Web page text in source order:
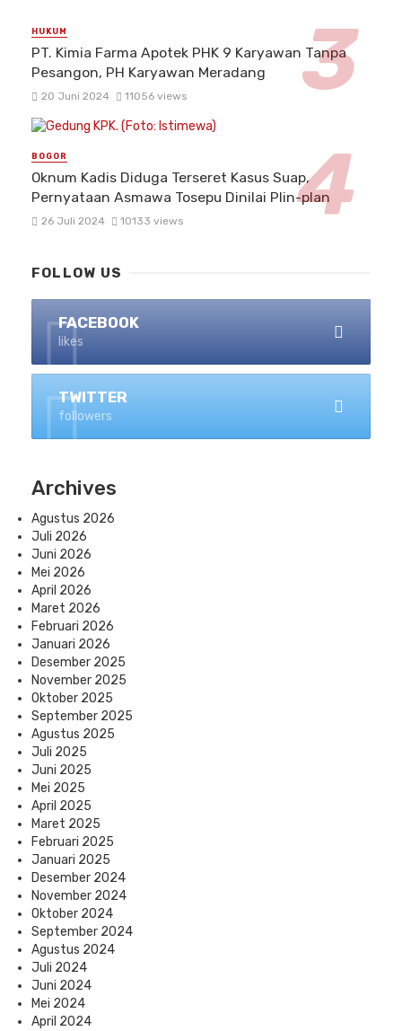
HUKUM
PT. Kimia Farma Apotek PHK 9 Karyawan Tanpa
Pesangon, PH Karyawan Meradang
20 Juni 2024 11056 views
BOGOR
Oknum Kadis Diduga Terseret Kasus Suap,
Pernyataan Asmawa Tosepu Dinilai Plin-plan
26 Juli 2024 10133 views
FOLLOW US
FACEBOOK
likes
TWITTER
followers
Archives
Agustus 2026
Juli 2026
Juni 2026
Mei 2026
April 2026
Maret 2026
Februari 2026
Januari 2026
Desember 2025
November 2025
Oktober 2025
September 2025
Agustus 2025
Juli 2025
Juni 2025
Mei 2025
April 2025
Maret 2025
Februari 2025
Januari 2025
Desember 2024
November 2024
Oktober 2024
September 2024
Agustus 2024
Juli 2024
Juni 2024
Mei 2024
April 2024